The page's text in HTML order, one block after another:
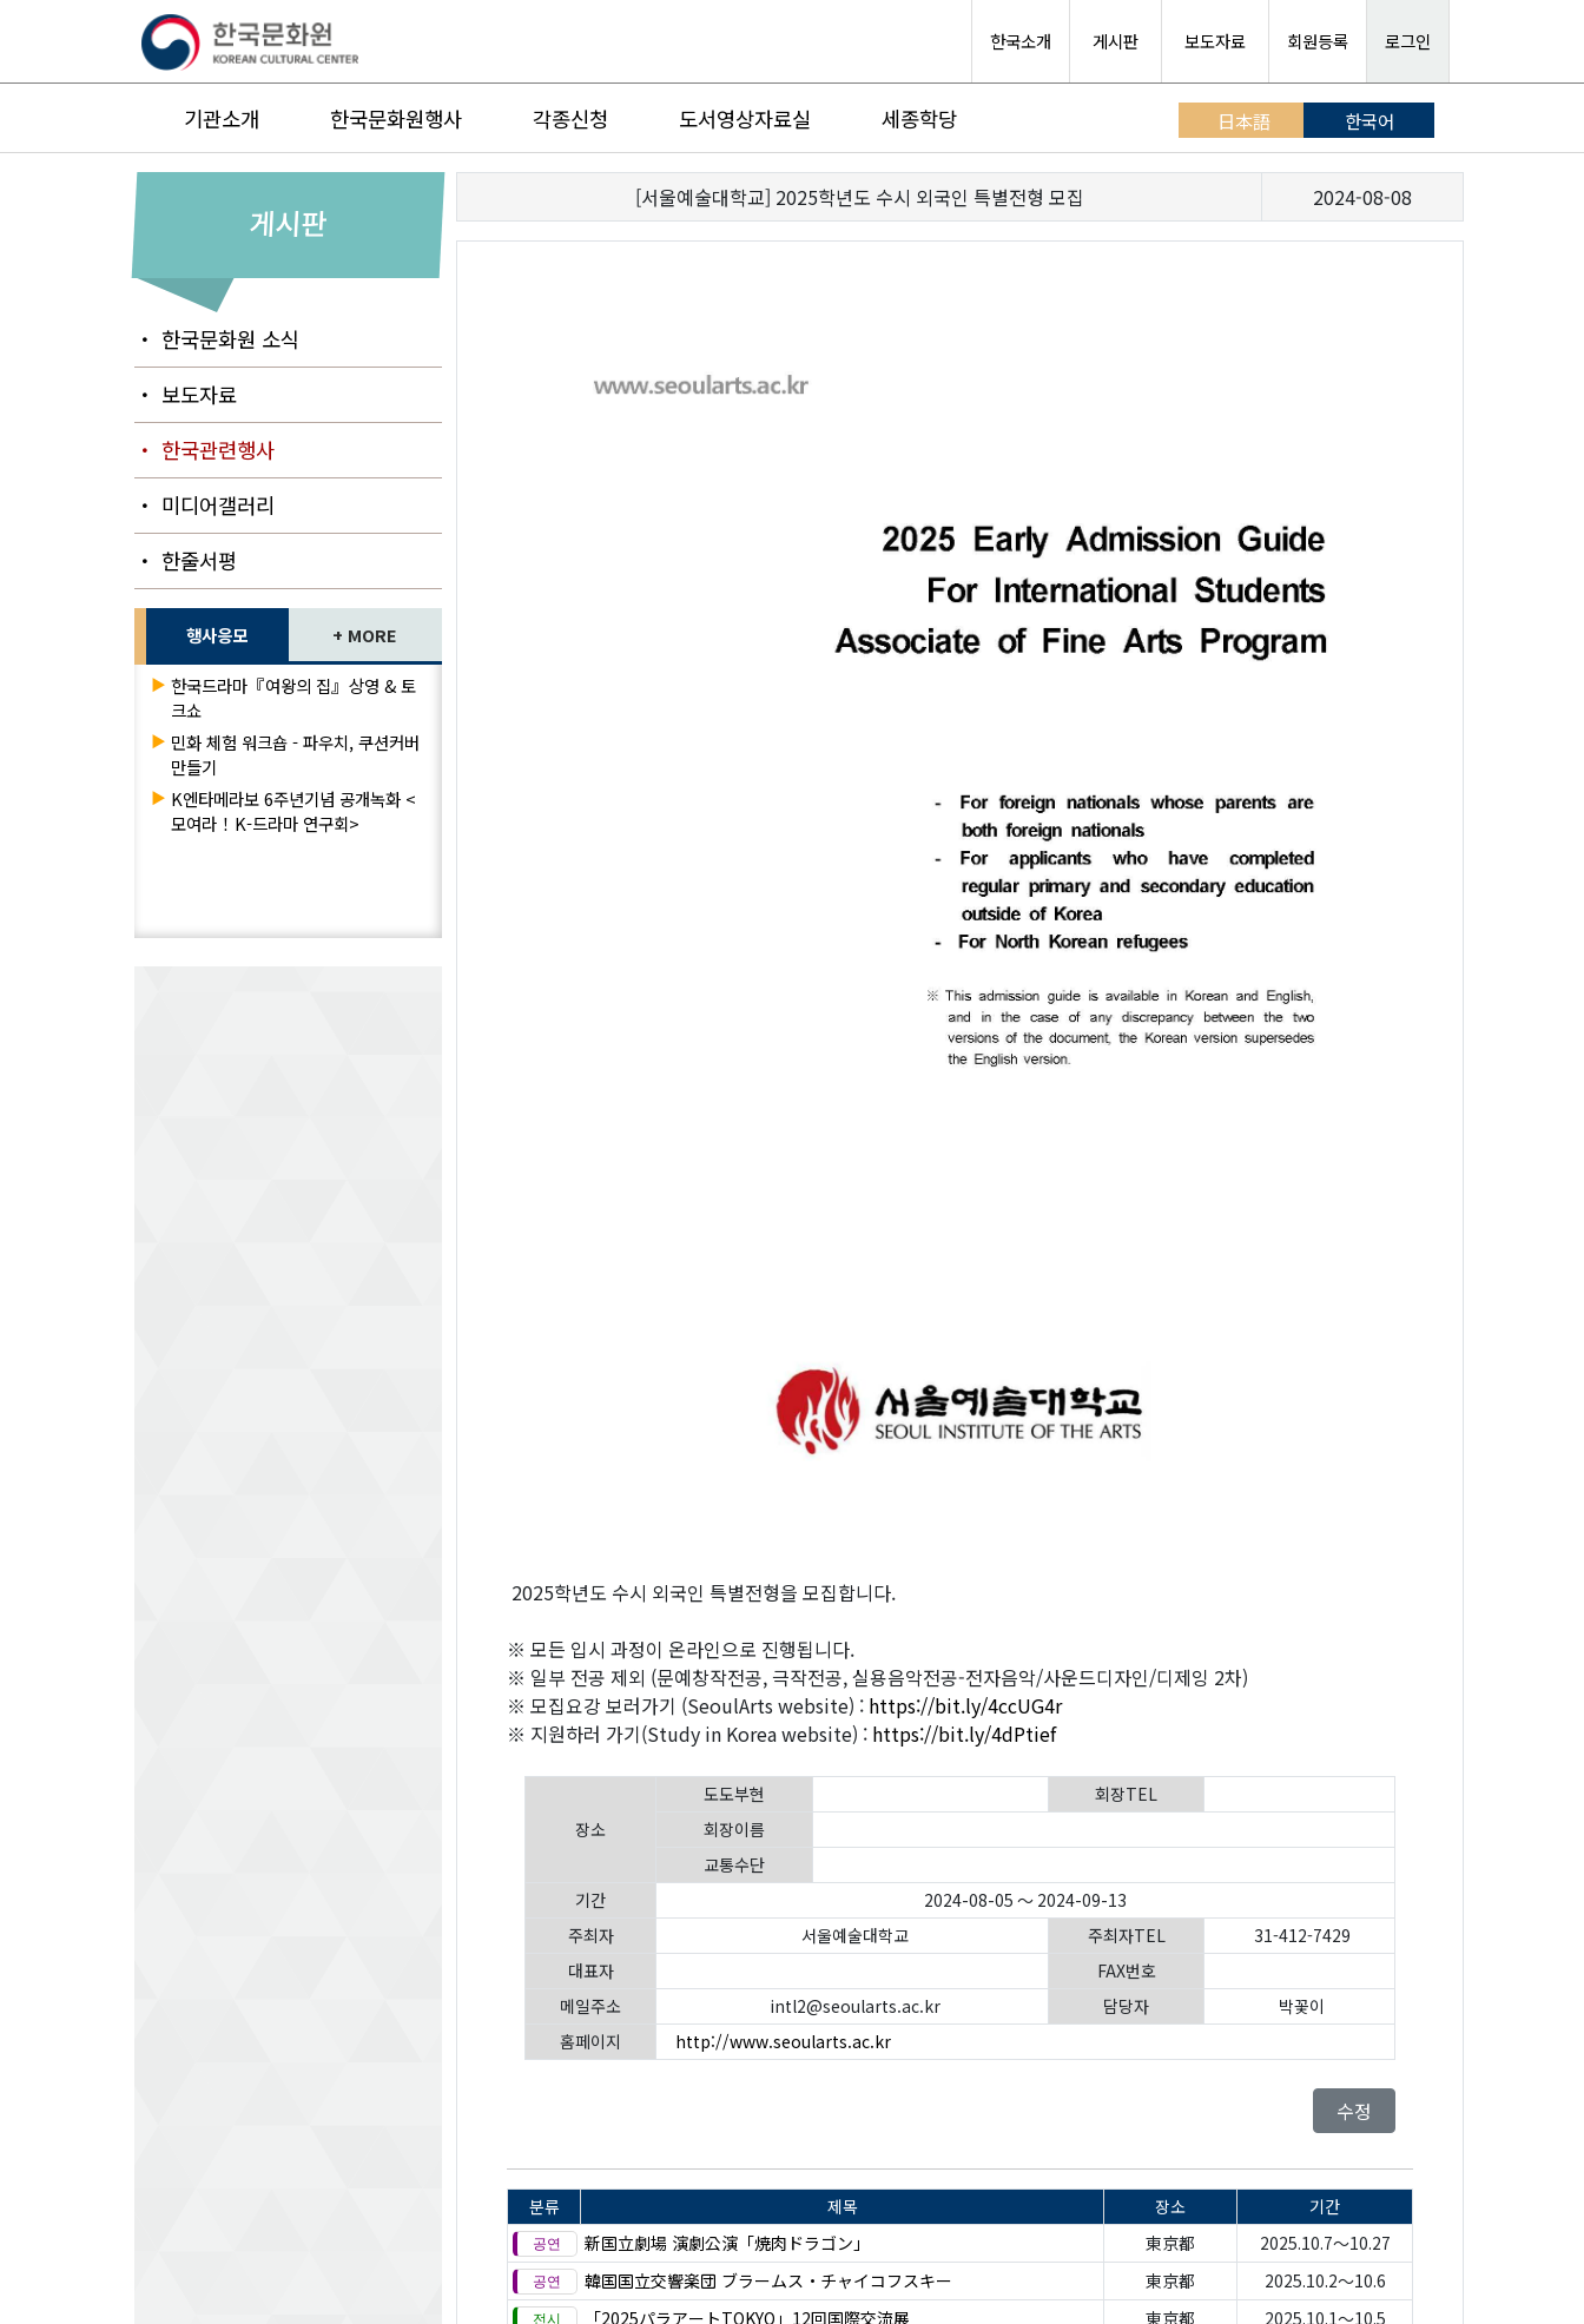
한국소개 게시판 보도자료 회원등록 로그인
기관소개 한국문화원행사 각종신청 도서영상자료실 세종학당 日本語 한국어
게시판
・ 한국문화원 소식
・ 보도자료
・ 한국관련행사
・ 미디어갤러리
・ 한줄서평
행사응모 + MORE
▶ 한국드라마『여왕의 집』상영 & 토
크쇼
▶ 민화 체험 워크숍 - 파우치, 쿠션커버
만들기
▶ K엔타메라보 6주년기념 공개녹화 <
모여라！K-드라마 연구회>
[서울예술대학교] 2025학년도 수시 외국인 특별전형 모집 2024-08-08
2025학년도 수시 외국인 특별전형을 모집합니다.
※ 모든 입시 과정이 온라인으로 진행됩니다.
※ 일부 전공 제외 (문예창작전공, 극작전공, 실용음악전공-전자음악/사운드디자인/디제잉 2차)
※ 모집요강 보러가기 (SeoulArts website) : https://bit.ly/4ccUG4r
※ 지원하러 가기(Study in Korea website) : https://bit.ly/4dPtief
장소
도도부현
회장TEL
회장이름
교통수단
기간
2024-08-05 ～ 2024-09-13
주최자
서울예술대학교 주최자TEL
31-412-7429
대표자
FAX번호
메일주소
intl2@seoularts.ac.kr 담당자
박꽃이
홈페이지
http://www.seoularts.ac.kr
수정
분류 제목 장소
기간
新国立劇場 演劇公演「焼肉ドラゴン」
東京都
2025.10.7～10.27
韓国国立交響楽団 ブラームス・チャイコフスキー
東京都
2025.10.2～10.6
「2025パラアートTOKYO」12回国際交流展
東京都
2025.10.1～10.5